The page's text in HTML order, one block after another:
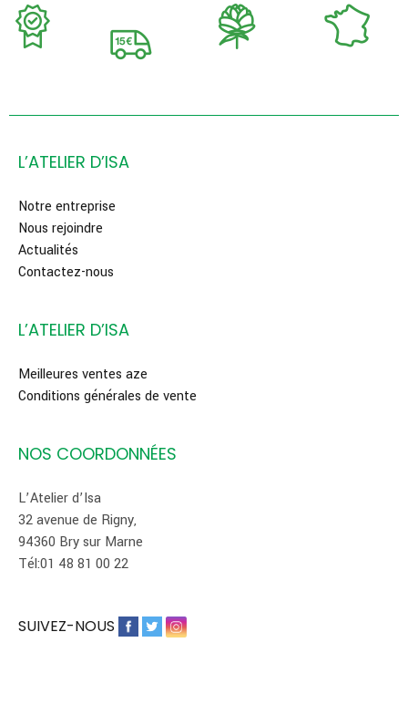
L’ATELIER D’ISA
Notre entreprise
Nous rejoindre
Actualités
Contactez-nous
L’ATELIER D’ISA
Meilleures ventes aze
Conditions générales de vente
NOS COORDONNÉES
L’Atelier d’Isa
32 avenue de Rigny,
94360 Bry sur Marne
Tél:01 48 81 00 22
SUIVEZ-NOUS